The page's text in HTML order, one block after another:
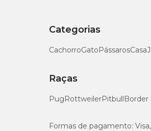
Categorias
CachorroGatoPássarosCasa
Raças
PugRottweilerPitbullBorder
Formas de pagamento: